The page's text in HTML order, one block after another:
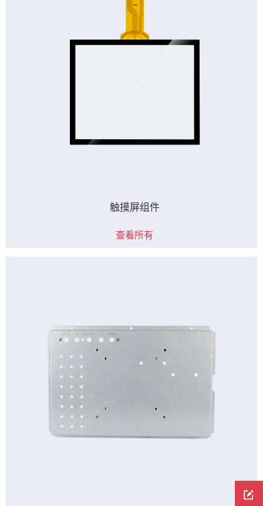
触摸屏组件
查看所有